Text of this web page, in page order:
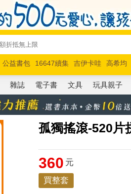
公益書包 16647續集 吉伊卡哇 高希均
馬斯克 玩具總動員5 超慢跑
雜誌 電子書 文具 玩具親子
孤獨搖滾-520片
360 元
買整套